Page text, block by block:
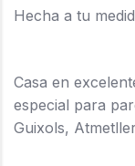
Hecha a tu
Casa en
especial para
Guixols,